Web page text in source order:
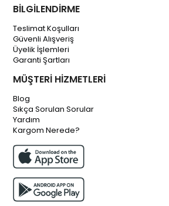
BİLGİLENDİRME
Teslimat Koşulları
Güvenli Alışveriş
Üyelik İşlemleri
Garanti Şartları
MÜŞTERİ HİZMETLERİ
Blog
Sıkça Sorulan Sorular
Yardım
Kargom Nerede?